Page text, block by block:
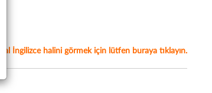
İngilizce halini görmek için lütfen buraya tıklayın.